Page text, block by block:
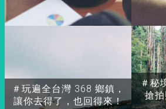
＃玩遍全台灣 368 鄉鎮，
讓你去得了，也回得來！
＃秘
搶